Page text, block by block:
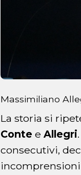
Massimiliano
La storia si
Conte e Allegri
consecutivi,